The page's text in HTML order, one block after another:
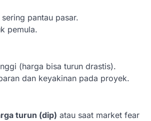
pantau pasar.
pemula.
(harga bisa turun drastis).
dan keyakinan pada proyek.
turun (dip) atau saat market fear